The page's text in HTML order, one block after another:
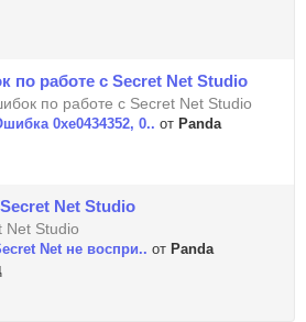
по работе с Secret Net Studio
по работе с Secret Net Studio
0xe0434352, 0.. от Panda
Net Studio
Net Studio
Net не воспри.. от Panda